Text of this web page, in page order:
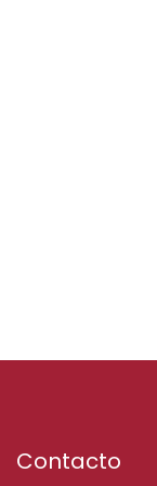
Contacto